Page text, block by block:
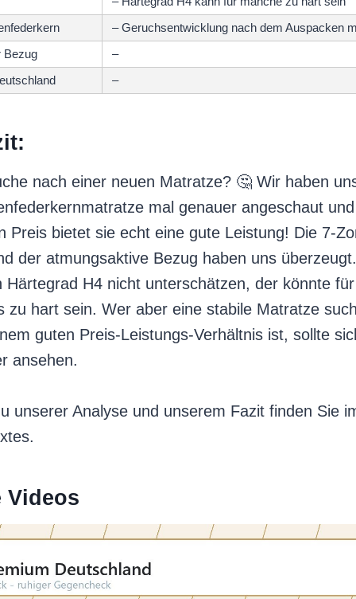
– Geruchsentwicklung nach dem Auspacken
Bezug
–
–
nach einer neuen Matratze? 🤔 Wir haben
mal genauer angeschaut
Preis bietet sie echt eine gute Leistung! Die 7-
der atmungsaktive Bezug haben uns
Härtegrad H4 nicht unterschätzen, der könnte
zu hart sein. Wer aber eine stabile Matratze
guten Preis-Leistungs-Verhältnis ist, sollte
ansehen.
unserer Analyse und unserem Fazit finden Sie
Videos